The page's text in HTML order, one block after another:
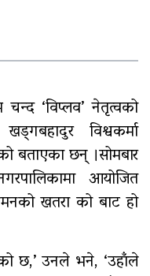
४ वर्षदेखि अलपत्र
भगवान शिवको मूर्ति
चन्द ‘विप्लव’ नेतृत्वको
विश्वकर्मा
बताएका छन् ।सोमबार
आयोजित
खतरा को बाट हो
छ,’ उनले भने, ‘उहाँले